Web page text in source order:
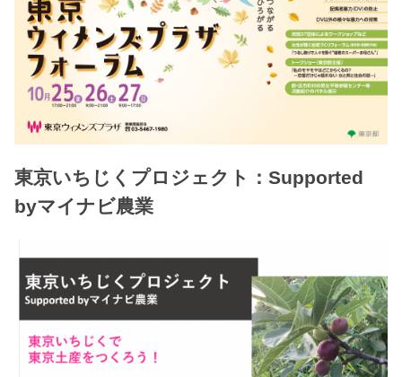
東京いちじくプロジェクト：Supported
byマイナビ農業